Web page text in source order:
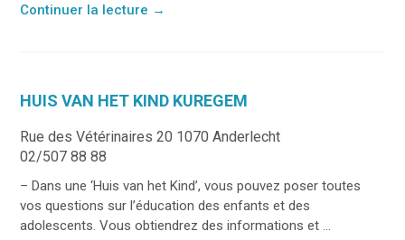
Continuer la lecture →
HUIS VAN HET KIND KUREGEM
Rue des Vétérinaires 20 1070 Anderlecht
02/507 88 88
– Dans une ‘Huis van het Kind’, vous pouvez poser toutes
vos questions sur l’éducation des enfants et des
adolescents. Vous obtiendrez des informations et ...